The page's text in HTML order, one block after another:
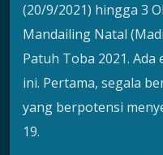
(20/9/2021) hingga 3
Mandailing Natal
Patuh Toba 2021.
ini. Pertama, segala
yang berpotensi
19.